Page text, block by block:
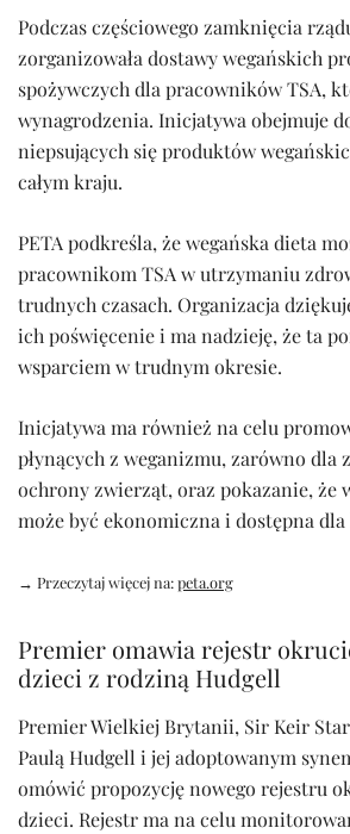
Podczas częściowego zamknięcia
zorganizowała dostawy wegańskich
spożywczych dla pracowników TSA,
wynagrodzenia. Inicjatywa obejmuje
niepsujących się produktów
całym kraju.
PETA podkreśla, że wegańska dieta
pracownikom TSA w utrzymaniu
trudnych czasach. Organizacja
ich poświęcenie i ma nadzieję, że ta
wsparciem w trudnym okresie.
Inicjatywa ma również na celu
płynących z weganizmu, zarówno dla
ochrony zwierząt, oraz pokazanie, że
może być ekonomiczna i dostępna dla
→ Przeczytaj więcej na:peta.org
Premier omawia rejestr
dzieci z rodziną Hudgell
Premier Wielkiej Brytanii, Sir Keir
Paulą Hudgell i jej adoptowanym
omówić propozycję nowego rejestru
dzieci. Rejestr ma na celu